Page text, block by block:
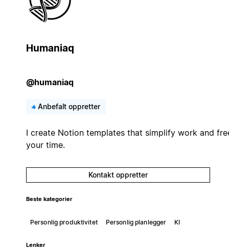
Humaniaq
@humaniaq
Anbefalt oppretter
I create Notion templates that simplify work and
your time.
Kontakt oppretter
Beste kategorier
Personlig produktivitet Personlig planlegger KI
Lenker